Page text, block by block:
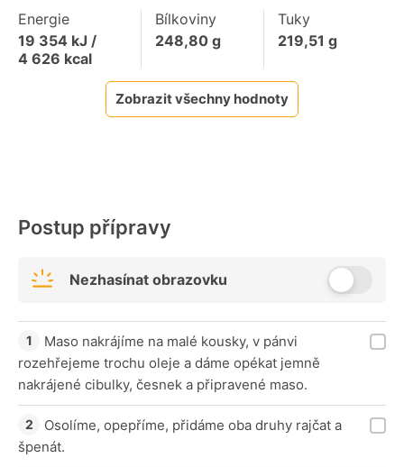
Energie
19 354 kJ /
4 626 kcal
Bílkoviny
248,80g
Tuky
219,51 g
Zobrazit všechny hodnoty
Postup přípravy
Nezhasínat obrazovku
Maso nakrájíme na malé kousky, v pánvi
rozehřejeme trochu oleje a dáme opékat jemně
nakrájené cibulky, česnek a připravené maso.
Osolíme, opepříme, přidáme oba druhy rajčat a
špenát.